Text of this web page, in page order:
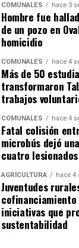
COMUNALES hace 3
Hombre fue
de un pozo en
homicidio
COMUNALES hace 4
Más de 50
transformaron
trabajos
COMUNALES hace 4
Fatal colisión
microbús dejó
cuatro
AGRICULTURA hace 4
Juventudes
iniciativas que
sustentabilidad